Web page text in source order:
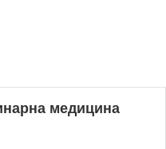
медицина